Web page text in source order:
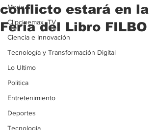
Moda
Clipcinemax_TV
Ciencia e Innovación
Tecnología y Transformación Digital
Lo Ultimo
Politica
Entretenimiento
Deportes
Tecnologia
conflicto estará en la
Feria del Libro FILBO